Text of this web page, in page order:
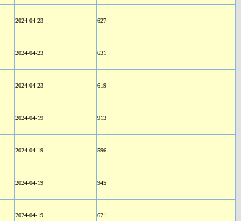
2024-04-23 627
2024-04-23 631
2024-04-23 619
2024-04-19 913
2024-04-19 596
2024-04-19 945
2024-04-19 621